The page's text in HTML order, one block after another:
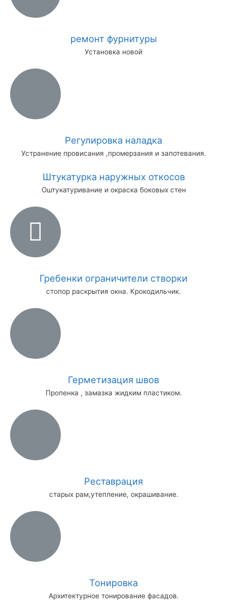
ремонт фурнитуры
Установка новой
Регулировка наладка
Устранение провисания ,промерзания и запотевания.
Штукатурка наружных откосов
Оштукатуривание и окраска боковых стен
Гребенки ограничители створки
стопор раскрытия окна. Крокодильчик.
Герметизация швов
Пропенка , замазка жидким пластиком.
Реставрация
старых рам,утепление, окрашивание.
Тонировка
Архитектурное тонирование фасадов.